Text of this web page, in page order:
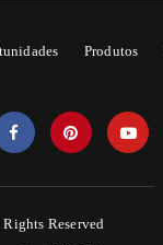
Produtos
Reserved